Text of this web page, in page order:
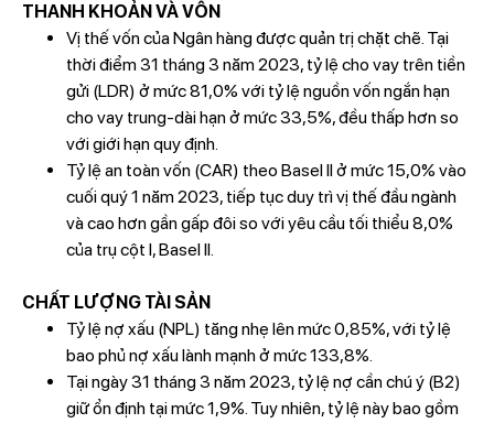
THANH KHOẢN VÀ VỐN
Vị thế vốn của Ngân hàng được quản trị chặt chẽ. Tại
thời điểm 31 tháng 3 năm 2023, tỷ lệ cho vay trên tiền
gửi (LDR) ở mức 81,0% với tỷ lệ nguồn vốn ngắn hạn
cho vay trung-dài hạn ở mức 33,5%, đều thấp hơn so
với giới hạn quy định.
Tỷ lệ an toàn vốn (CAR) theo Basel II ở mức 15,0% vào
cuối quý 1 năm 2023, tiếp tục duy trì vị thế đầu ngành
và cao hơn gần gấp đôi so với yêu cầu tối thiểu 8,0%
của trụ cột I, Basel II.
CHẤT LƯỢNG TÀI SẢN
Tỷ lệ nợ xấu (NPL) tăng nhẹ lên mức 0,85%, với tỷ lệ
bao phủ nợ xấu lành mạnh ở mức 133,8%.
Tại ngày 31 tháng 3 năm 2023, tỷ lệ nợ cần chú ý (B2)
giữ ổn định tại mức 1,9%. Tuy nhiên, tỷ lệ này bao gồm